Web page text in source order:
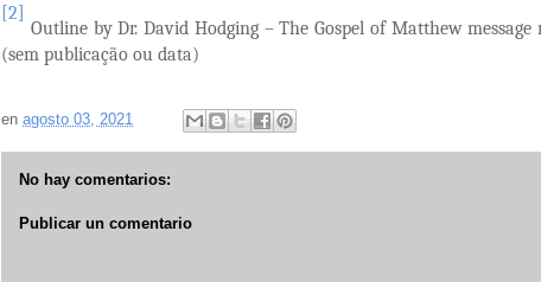
[2]
Outline by Dr. David Hodging – The Gospel of Matthew message
(sem publicação ou data)
en agosto 03, 2021
No hay comentarios:
Publicar un comentario